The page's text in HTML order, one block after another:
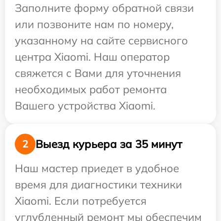
Заполните форму обратной связи
или позвоните нам по номеру,
указанному на сайте сервисного
центра Xiaomi. Наш оператор
свяжется с Вами для уточнения
необходимых работ ремонта
Вашего устройства Xiaomi.
2
Выезд курьера за 35 минут
Наш мастер приедет в удобное
время для диагностики техники
Xiaomi. Если потребуется
углубленный ремонт мы обеспечим